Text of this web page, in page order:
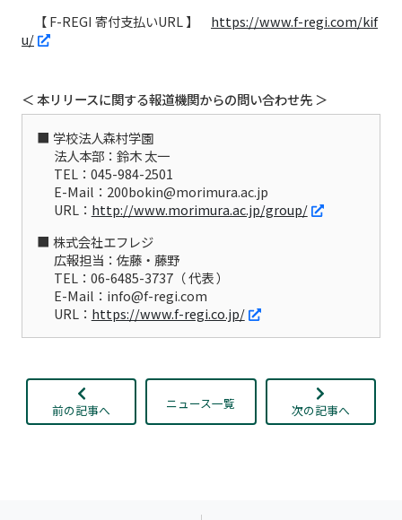
【 F-REGI 寄付支払いURL 】 https://www.f-regi.com/kif
u/
＜ 本リリースに関する報道機関からの問い合わせ先 ＞
学校法人森村学園
法人本部：鈴木 太一
TEL：045-984-2501
E-Mail：200bokin@morimura.ac.jp
URL： http://www.morimura.ac.jp/group/
株式会社エフレジ
広報担当：佐藤・藤野
TEL：06-6485-3737（ 代表 ）
E-Mail：info@f-regi.com
URL： https://www.f-regi.co.jp/
前の記事へ ニュース一覧 次の記事へ